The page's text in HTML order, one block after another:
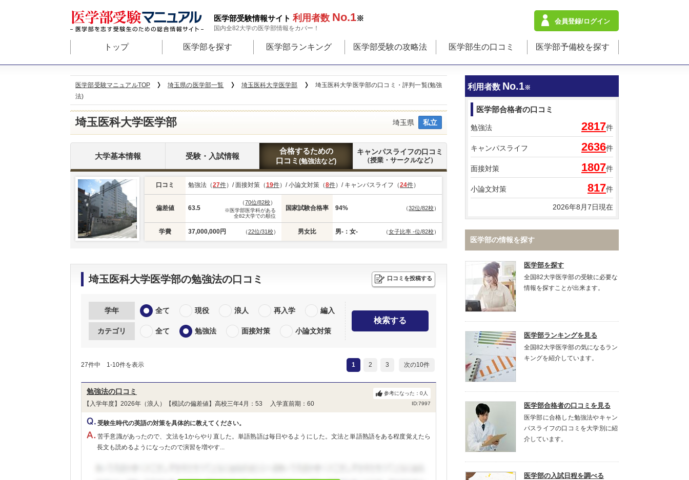
医学部受験情報サイト 利用者数 No.1※
国内全82大学の医学部情報をカバー！
会員登録/ログイン
トップ 医学部を探す 医学部ランキング 医学部受験の攻略法 医学部生の口コミ 医学部予備校を探す
医学部受験マニュアルTOP 埼玉県の医学部一覧 埼玉医科大学医学部
埼玉医科大学医学部の口コミ・評判一覧(勉強
法)
埼玉医科大学医学部 埼玉県 私立
大学基本情報 受験・入試情報
合格するための
口コミ (勉強法など)
キャンパスライフの口コミ
（授業・サークルなど）
口コミ 勉強法（27件）/ 面接対策（19件）/ 小論文対策（8件）/ キャンパスライフ（24件）
偏差値 63.5
（70位/82校）
※医学部医学科がある
全82大学での順位
国家試験合格率 94% （32位/82校）
学費 37,000,000円 （22位/31校） 男女比 男-：女- （女子比率 -位/82校）
埼玉医科大学医学部の勉強法の口コミ 口コミを投稿する
学年 全て 現役 浪人 再入学 編入
カテゴリ 全て 勉強法 面接対策 小論文対策
検索する
27件中 1-10件を表示 1 2 3 次の10件
勉強法の口コミ
【入学年度】2026年（浪人）【模試の偏差値】高校三年4月：53 入学直前期：60 ID:7997
参考になった： 0人
受験生時代の英語の対策を具体的に教えてください。
苦手意識があったので、文法を1からやり直した。単語熟語は毎日やるようにした。文法と単語熟語をある程度覚えたら
長文も読めるようになったので演習を増やす...
利用者数 No.1※
医学部合格者の口コミ
勉強法 2817件
キャンパスライフ 2636件
面接対策 1807件
小論文対策 817件
2026年8月7日現在
医学部の情報を探す
医学部を探す
全国82大学医学部の受験に必要な
情報を探すことが出来ます。
医学部ランキングを見る
全国82大学医学部の気になるラン
キングを紹介しています。
医学部合格者の口コミを見る
医学部に合格した勉強法やキャン
パスライフの口コミを大学別に紹
介しています。
医学部の入試日程を調べる